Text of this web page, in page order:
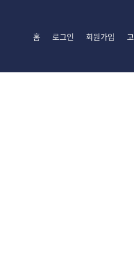
홈 로그인 회원가입